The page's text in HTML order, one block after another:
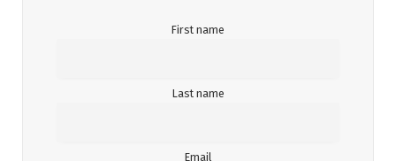
First name
Last name
Email